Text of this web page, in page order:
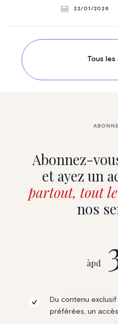
22/01/2026
Tous les
Abonnez-
et ayez un
partout, tout
nos
àpd
Du contenu
préférées, un